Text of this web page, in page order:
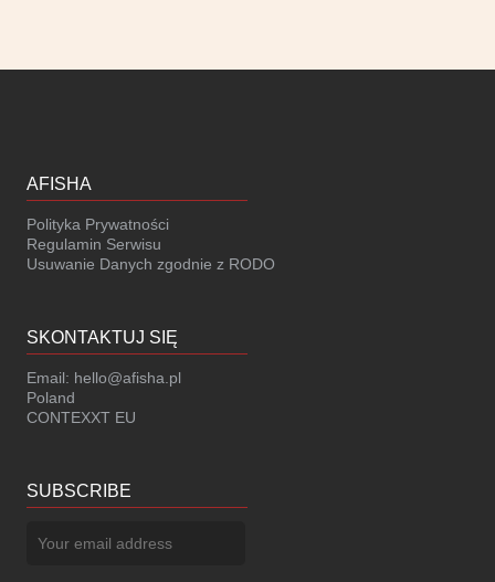
AFISHA
Polityka Prywatności
Regulamin Serwisu
Usuwanie Danych zgodnie z RODO
SKONTAKTUJ SIĘ
Email: hello@afisha.pl
Poland
CONTEXXT EU
SUBSCRIBE